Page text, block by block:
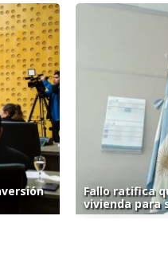
Fallo ratifica
vivienda para